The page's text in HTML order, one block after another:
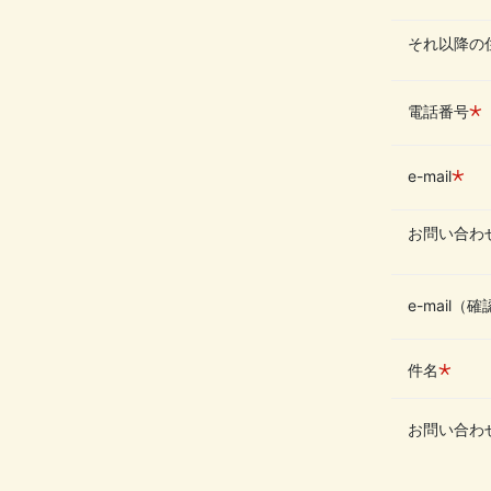
それ以降の
電話番号⋆
e-mail⋆
お問い合わ
e-mail（確
件名⋆
お問い合わ